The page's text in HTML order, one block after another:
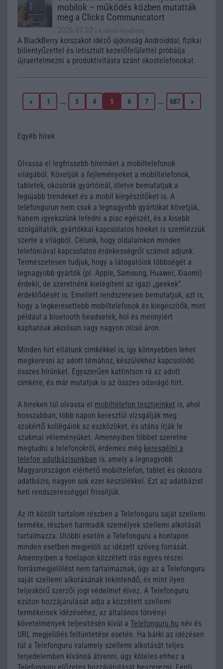
mobilok – működés közben mutatták
meg a Clicks Communicatort
2026.07.02 | Android Headlines
A BlackBerry korszakot idéző újdonság Androiddal, fizikai
billentyűzettel és letisztult kezelőfelülettel próbálja
újraértelmezni a produktivitásra szánt okostelefonokat.
« 1 ... 3 4 5 6 7 ... 687 »
Egyéb hírek
Olvassa el legfrissebb híreinket a mobiltelefonok
világából. Követjük a fejleményeket a mobiltelefonok,
tabletek, okosórák gyártóinál, illetve bemutatjuk a
legújabb trendeket és a mobil kiegészítőket is. A
telefongurun nem csak a legnagyobb gyártókat követjük,
hanem igyekszünk lefedni a piac egészét, és a kisebb
szolgáltatók, gyártókkal kapcsolatos híreket is szemlézzük
szerte a világból. Célunk, hogy oldalainkon minden
telefóniával kapcsolatos érdekességről számot adjunk.
Természetesen tudjuk, hogy a látogatóink többségét a
legnagyobb gyártók (pl. Apple, Samsung, Huawei, Xiaomi)
érdekli, de szeretnénk kielégíteni az igazi „geekek”
érdeklődését is. Emellett rendszeresen bemutatjuk, azt is,
hogy a legkeresettebb mobiltelefonok és kiegészítők, mint
például a bluetooth headsetek, hol és mennyiért
kaphatóak akciósan vagy nagyon olcsó áron.
Minden hírt ellátunk cimkékkel is, így könnyebben lehet
megkeresni az adott témához, készülékhez kapcsolódó
összes hírünket. Egyszerűen kattintson rá az adott
cimkére, és már mutatjuk is az összes odavágó hírt.
A híreken túl olvassa el mobiltelefon tesztjeinket is, ahol
hosszabban, több napon keresztül vizsgálják meg
szakértő kollégáink az eszközöket, és utána írják le
szakmai véleményüket. Amennyiben többet szeretne
megtudni a telefonokról, érdemes még keresgélni a
telefon adatbázisunkban is, amely a legnagyobb
Magyarországon elérhető mobiltelefon, tablet és okosóra
adatbázis, nagyon sok ezer készülékkel. Ezt az adatbázist
heti rendszerességgel frissítjük.
Az itt közölt tartalom részben a Telefonguru saját szellemi
terméke, részben harmadik személyek szellemi alkotását
tartalmazza. Utóbbi esetén a Telefonguru a honlapon
minden esetben megjelöli az idézett szöveg forrását.
Amennyiben a honlapon közzétett írás egyes részei
forrásmegjelölést nem tartalmaznak, úgy az a Telefonguru
saját szellemi alkotásának tekintendő, és mint ilyen
teljeskörű szerzői jogi védelmet élvez. A Telefonguru
ezúton hozzájárulását adja a közzétett szellemi
termékeinek idézéséhez, az általános törvényi
követelmények teljesítésén kívül a Telefonguru.hu név és
URL megjelölés feltüntetése esetén. Ha bárki az idézésen
túl a Telefonguru valamely szellemi alkotását teljes
terjedelemben kívánná átvenni, úgy köteles ehhez a
Telefonguru előzetes hozzájárulását beszerezni. Fenti